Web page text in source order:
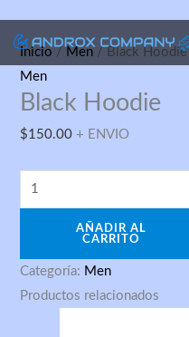
contenido
Inicio / Men / Black Hoodie
Men
Black Hoodie
$150.00 + ENVIO
Black
Hoodie
cantidad
AÑADIR AL
CARRITO
Categoría: Men
Productos relacionados